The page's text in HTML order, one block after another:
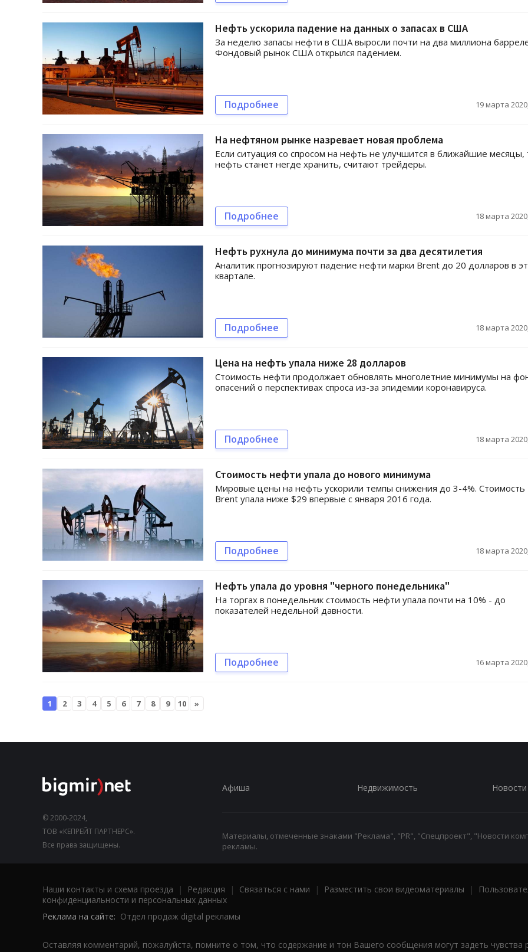
Нефть ускорила падение на данных о запасах в США
За неделю запасы нефти в США выросли почти на два миллиона
Фондовый рынок США открылся падением.
Подробнее 19 марта
На нефтяном рынке назревает новая проблема
Если ситуация со спросом на нефть не улучшится в ближайшие месяцы,
нефть станет негде хранить, считают трейдеры.
Подробнее 18 марта
Нефть рухнула до минимума почти за два десятилетия
Аналитик прогнозируют падение нефти марки Brent до 20 долларов в
квартале.
Подробнее 18 марта
Цена на нефть упала ниже 28 долларов
Стоимость нефти продолжает обновлять многолетние минимумы на
опасений о перспективах спроса из-за эпидемии коронавируса.
Подробнее 18 марта
Стоимость нефти упала до нового минимума
Мировые цены на нефть ускорили темпы снижения до 3-4%. Стоимость
Brent упала ниже $29 впервые с января 2016 года.
Подробнее 18 марта
Нефть упала до уровня "черного понедельника"
На торгах в понедельник стоимость нефти упала почти на 10% - до
показателей недельной давности.
Подробнее 16 марта
1 2 3 4 5 6 7 8 9 10 »
© 2000-2024,
ТОВ «КЕПРЕЙТ ПАРТНЕРС».
Все права защищены.
Афиша Недвижимость Новости
Материалы, отмеченные знаками "Реклама", "PR", "Спецпроект", "Новости
рекламы.
Наши контакты и схема проезда | Редакция | Связаться с нами | Разместить свои видеоматериалы |
конфиденциальности и персональных данных
Реклама на сайте: Отдел продаж digital рекламы
Оставляя комментарий, пожалуйста, помните о том, что содержание и тон Вашего сообщения могут задеть чувства